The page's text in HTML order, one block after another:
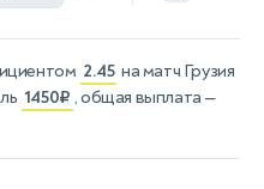
2.45 на матч Грузия
1450₽ , общая выплата —